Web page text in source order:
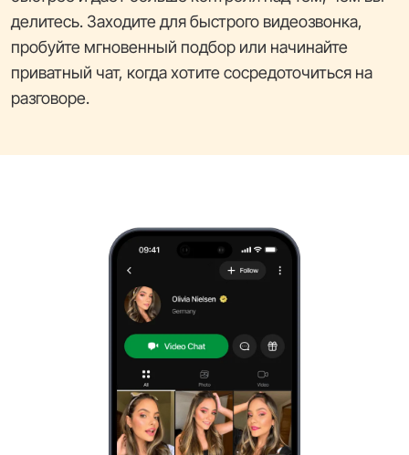
делитесь. Заходите для быстрого видеозвонка,
пробуйте мгновенный подбор или начинайте
приватный чат, когда хотите сосредоточиться на
разговоре.